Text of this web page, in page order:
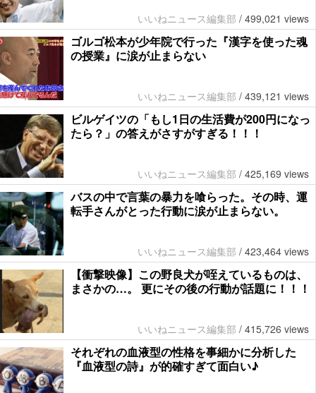
いいねニュース編集部 / 499,021 views
ゴルゴ松本が少年院で行った『漢字を使った魂
の授業』に涙が止まらない
いいねニュース編集部 / 439,121 views
ビルゲイツの「もし1日の生活費が200円になっ
たら？」の答えがさすがすぎる！！！
いいねニュース編集部 / 425,169 views
バスの中で言葉の暴力を喰らった。その時、運
転手さんがとった行動に涙が止まらない。
いいねニュース編集部 / 423,464 views
【衝撃映像】この野良犬が咥えているものは、
まさかの…。 更にその後の行動が話題に！！！
いいねニュース編集部 / 415,726 views
それぞれの血液型の性格を事細かに分析した
『血液型の詩』が的確すぎて面白い♪